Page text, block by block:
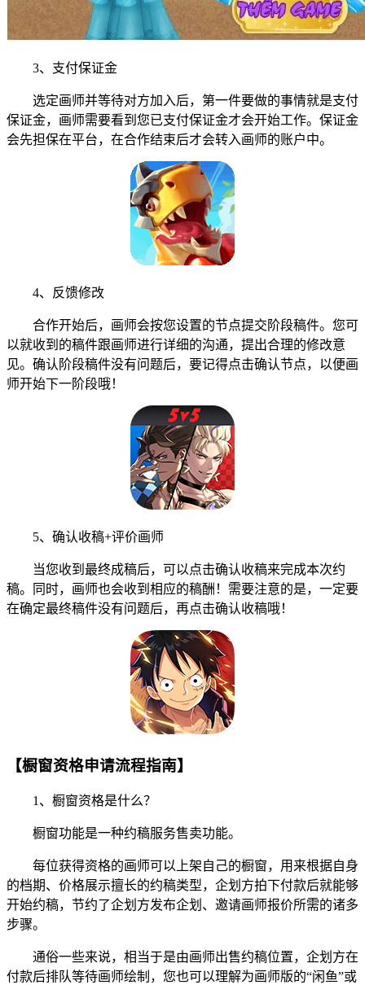
3、支付保证金
选定画师并等待对方加入后，第一件要做的事情就是支付
保证金，画师需要看到您已支付保证金才会开始工作。保证金
会先担保在平台，在合作结束后才会转入画师的账户中。
4、反馈修改
合作开始后，画师会按您设置的节点提交阶段稿件。您可
以就收到的稿件跟画师进行详细的沟通，提出合理的修改意
见。确认阶段稿件没有问题后，要记得点击确认节点，以便画
师开始下一阶段哦！
5、确认收稿+评价画师
当您收到最终成稿后，可以点击确认收稿来完成本次约
稿。同时，画师也会收到相应的稿酬！需要注意的是，一定要
在确定最终稿件没有问题后，再点击确认收稿哦！
【橱窗资格申请流程指南】
1、橱窗资格是什么？
橱窗功能是一种约稿服务售卖功能。
每位获得资格的画师可以上架自己的橱窗，用来根据自身
的档期、价格展示擅长的约稿类型，企划方拍下付款后就能够
开始约稿，节约了企划方发布企划、邀请画师报价所需的诸多
步骤。
通俗一些来说，相当于是由画师出售约稿位置，企划方在
付款后排队等待画师绘制，您也可以理解为画师版的“闲鱼”或